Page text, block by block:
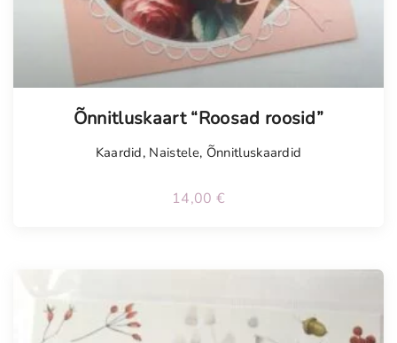
Õnnitluskaart “Roosad roosid”
Kaardid, Naistele, Õnnitluskaardid
14,00 €